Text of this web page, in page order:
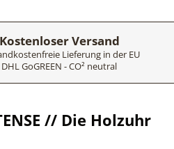
Kostenloser Versand
Lieferung in der EU
DHL GoGREEN - CO² neutral
// Die Holzuhr